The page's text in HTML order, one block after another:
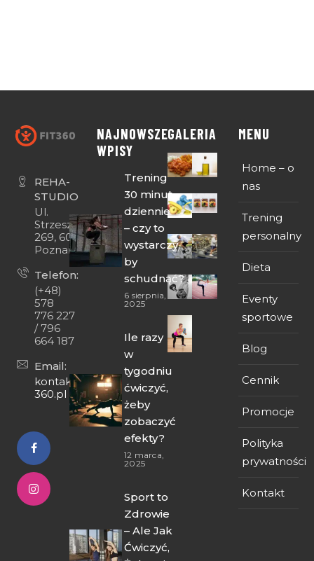
REHA-
STUDIO
Ul.
Strzeszyńska
269, 60-474
Poznań
Telefon:
(+48)
578
776 227
/ 796
664 187
Email:
kontakt@fit-
360.pl
NAJNOWSZE
WPISY
Trening
30 minut
dziennie
– czy to
wystarczy,
by
schudnąć?
6 sierpnia,
2025
Ile razy
w
tygodniu
ćwiczyć,
żeby
zobaczyć
efekty?
12 marca,
2025
Sport to
Zdrowie
– Ale Jak
Ćwiczyć,
GALERIA MENU
Home – o
nas
Trening
personalny
Dieta
Eventy
sportowe
Blog
Cennik
Promocje
Polityka
prywatności
Kontakt